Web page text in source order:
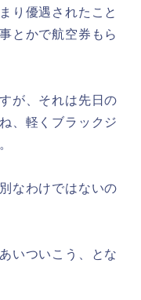
り優遇されたこと
とかで航空券もら
が、それは先日の
、軽くブラックジ
なわけではないの
いついこう、とな